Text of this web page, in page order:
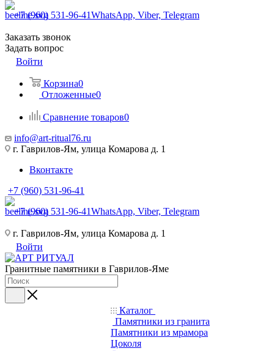
+7 (960) 531-96-41WhatsApp, Viber, Telegram
Заказать звонок
Задать вопрос
Войти
Корзина0
Отложенные0
Сравнение товаров0
info@art-ritual76.ru
г. Гаврилов-Ям, улица Комарова д. 1
Вконтакте
+7 (960) 531-96-41
+7 (960) 531-96-41WhatsApp, Viber, Telegram
г. Гаврилов-Ям, улица Комарова д. 1
Войти
Гранитные памятники в Гаврилов-Яме
Каталог
Памятники из гранита
Памятники из мрамора
Цоколя